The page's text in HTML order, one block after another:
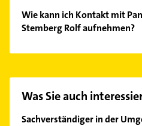
Wie kann ich Kontakt mit
Stemberg Rolf aufnehmen?
finden Sie alleKontaktdaten.
Was Sie auch
Sachverständiger in der